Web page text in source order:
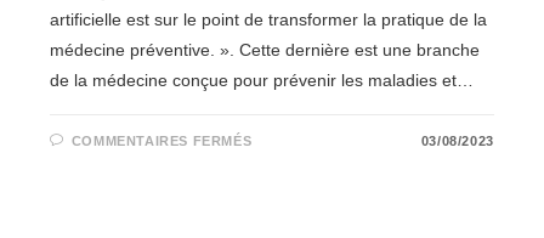
artificielle est sur le point de transformer la pratique de la
médecine préventive. ». Cette dernière est une branche
de la médecine conçue pour prévenir les maladies et…
COMMENTAIRES FERMÉSSUR
03/08/2023